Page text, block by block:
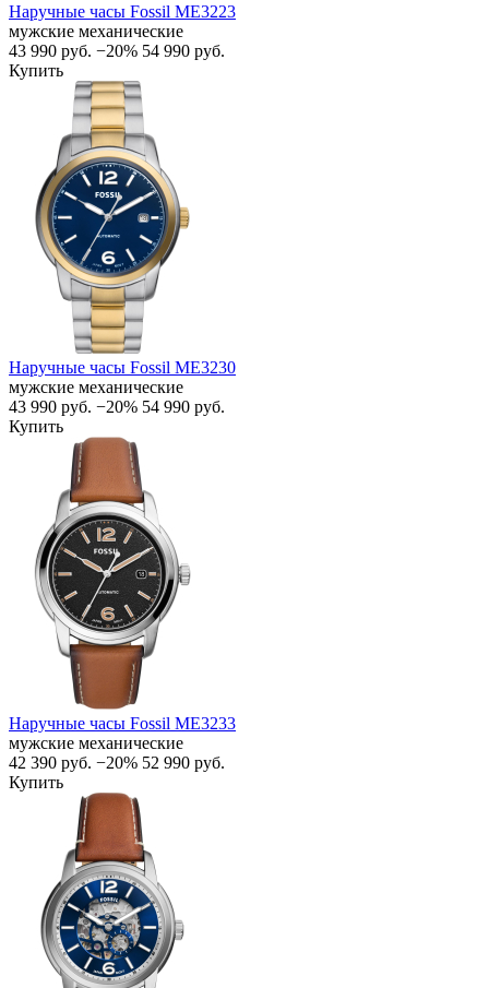
Наручные часы Fossil ME3223
мужские механические
43 990 руб. −20% 54 990 руб.
Купить
Наручные часы Fossil ME3230
мужские механические
43 990 руб. −20% 54 990 руб.
Купить
Наручные часы Fossil ME3233
мужские механические
42 390 руб. −20% 52 990 руб.
Купить